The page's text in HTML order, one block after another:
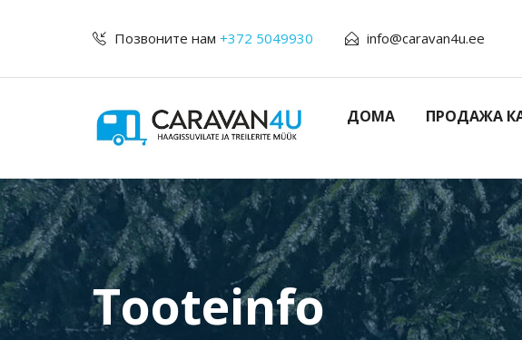
Позвоните нам +372 5049930 info@caravan4u.ee
ДОМА ПРОДАЖА
Tooteinfo